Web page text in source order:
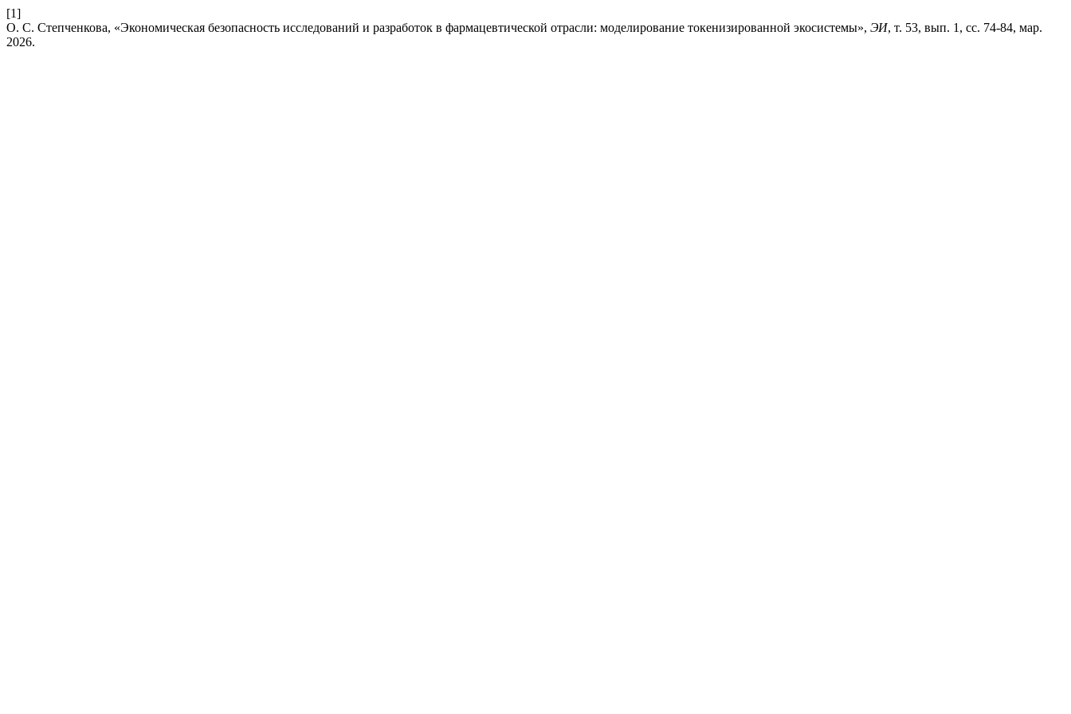
[1]
О. С. Степченкова, «Экономическая безопасность исследований и разработок в фармацевтической отрасли: моделирование токенизированной экосистемы», ЭИ, т. 53, вып. 1, сс. 74-84, мар.
2026.